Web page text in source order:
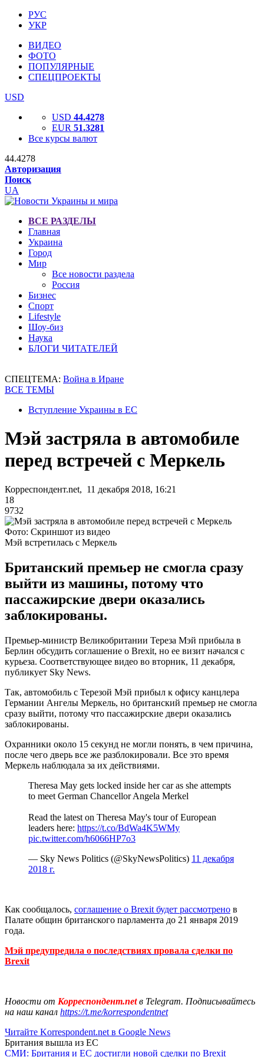
РУС
УКР
ВИДЕО
ФОТО
ПОПУЛЯРНЫЕ
СПЕЦПРОЕКТЫ
USD
USD 44.4278
EUR 51.3281
Все курсы валют
44.4278
Авторизация
Поиск
UA
ВСЕ РАЗДЕЛЫ
Главная
Украина
Город
Мир
Все новости раздела
Россия
Бизнес
Спорт
Lifestyle
Шоу-биз
Наука
БЛОГИ ЧИТАТЕЛЕЙ
СПЕЦТЕМА: Война в Иране
ВСЕ ТЕМЫ
Вступление Украины в ЕС
Мэй застряла в автомобиле
перед встречей с Меркель
Корреспондент.net, 11 декабря 2018, 16:21
18
9732
Фото: Скриншот из видео
Мэй встретилась с Меркель
Британский премьер не смогла сразу
выйти из машины, потому что
пассажирские двери оказались
заблокированы.
Премьер-министр Великобритании Тереза Мэй прибыла в
Берлин обсудить соглашение о Brexit, но ее визит начался с
курьеза. Соответствующее видео во вторник, 11 декабря,
публикует Sky News.
Так, автомобиль с Терезой Мэй прибыл к офису канцлера
Германии Ангелы Меркель, но британский премьер не смогла
сразу выйти, потому что пассажирские двери оказались
заблокированы.
Охранники около 15 секунд не могли понять, в чем причина,
после чего дверь все же разблокировали. Все это время
Меркель наблюдала за их действиями.
Theresa May gets locked inside her car as she attempts
to meet German Chancellor Angela Merkel
Read the latest on Theresa May's tour of European
leaders here: https://t.co/BdWa4K5WMy
pic.twitter.com/h6066HP7o3
— Sky News Politics (@SkyNewsPolitics) 11 декабря
2018 г.
Как сообщалось, соглашение о Brexit будет рассмотрено в
Палате общин британского парламента до 21 января 2019
года.
Мэй предупредила о последствиях провала сделки по
Brexit
Новости от Корреспондент.netв Telegram. Подписывайтесь
на наш канал https://t.me/korrespondentnet
Читайте Korrespondent.net в Google News
Британия вышла из ЕС
СМИ: Британия и ЕС достигли новой сделки по Brexit